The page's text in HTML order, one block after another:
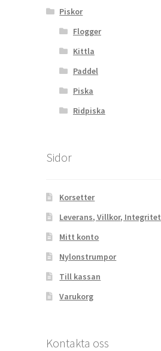
Piskor
Flogger
Kittla
Paddel
Piska
Ridpiska
Sidor
Korsetter
Leverans, Villkor, Integritet
Mitt konto
Nylonstrumpor
Till kassan
Varukorg
Kontakta oss